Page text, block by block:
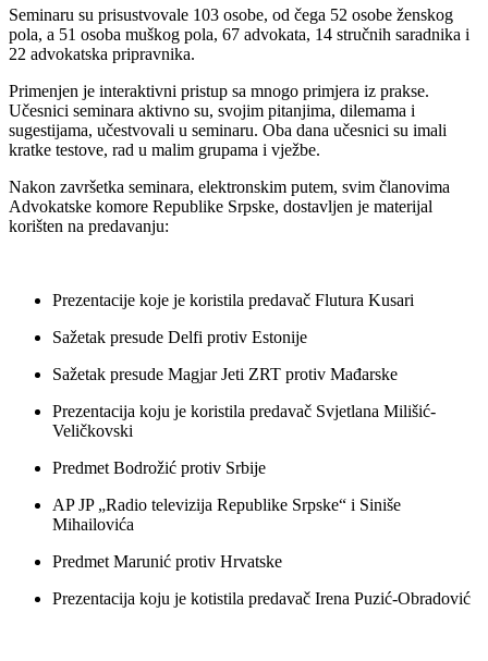
Seminaru su prisustvovale 103 osobe, od čega 52 osobe ženskog
pola, a 51 osoba muškog pola, 67 advokata, 14 stručnih saradnika i
22 advokatska pripravnika.
Primenjen je interaktivni pristup sa mnogo primjera iz prakse.
Učesnici seminara aktivno su, svojim pitanjima, dilemama i
sugestijama, učestvovali u seminaru. Oba dana učesnici su imali
kratke testove, rad u malim grupama i vježbe.
Nakon završetka seminara, elektronskim putem, svim članovima
Advokatske komore Republike Srpske, dostavljen je materijal
korišten na predavanju:
Prezentacije koje je koristila predavač Flutura Kusari
Sažetak presude Delfi protiv Estonije
Sažetak presude Magjar Jeti ZRT protiv Mađarske
Prezentacija koju je koristila predavač Svjetlana Milišić-
Veličkovski
Predmet Bodrožić protiv Srbije
AP JP „Radio televizija Republike Srpske“ i Siniše
Mihailovića
Predmet Marunić protiv Hrvatske
Prezentacija koju je kotistila predavač Irena Puzić-Obradović